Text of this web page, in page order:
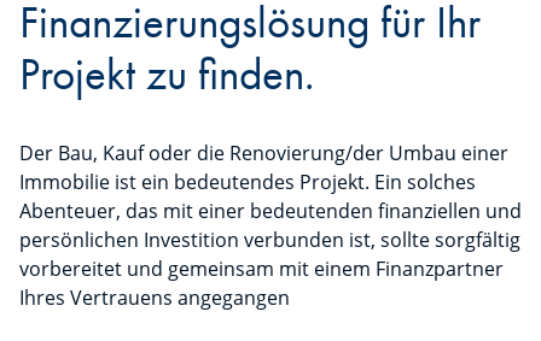
Finanzierungslösung für Ihr
Projekt zu finden.
Der Bau, Kauf oder die Renovierung/der Umbau einer
Immobilie ist ein bedeutendes Projekt. Ein solches
Abenteuer, das mit einer bedeutenden finanziellen und
persönlichen Investition verbunden ist, sollte sorgfältig
vorbereitet und gemeinsam mit einem Finanzpartner
Ihres Vertrauens angegangen